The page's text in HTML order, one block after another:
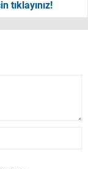
tıklayınız!